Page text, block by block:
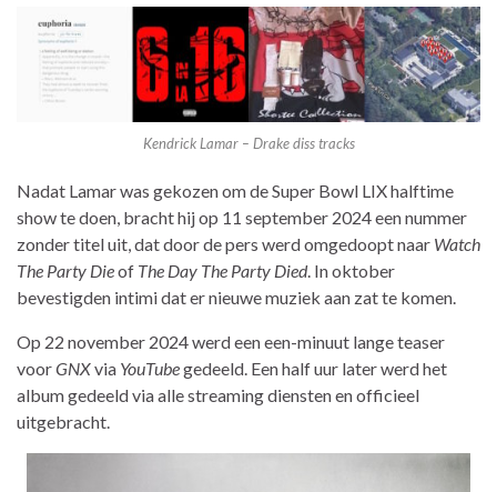
Kendrick Lamar – Drake diss tracks
Nadat Lamar was gekozen om de Super Bowl LIX halftime
show te doen, bracht hij op 11 september 2024 een nummer
zonder titel uit, dat door de pers werd omgedoopt naar Watch
The Party Dieof The Day The Party Died. In oktober
bevestigden intimi dat er nieuwe muziek aan zat te komen.
Op 22 november 2024 werd een een-minuut lange teaser
voorGNXvia YouTubegedeeld. Een half uur later werd het
album gedeeld via alle streaming diensten en officieel
uitgebracht.